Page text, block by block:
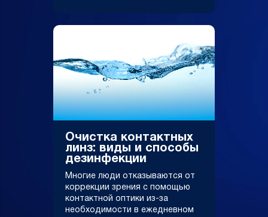
Очистка контактных
линз: виды и способы
дезинфекции
Многие люди отказываются от
коррекции зрения с помощью
контактной оптики из-за
необходимости в ежедневном